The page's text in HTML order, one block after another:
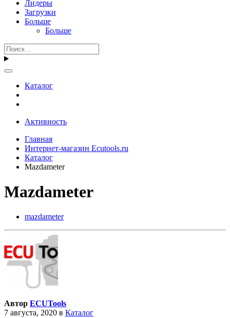
Лидеры
Загрузки
Больше
Больше
Каталог
Активность
Главная
Интернет-магазин Ecutools.ru
Каталог
Mazdameter
Mazdameter
mazdameter
Автор ECUTools
7 августа, 2020 в Каталог